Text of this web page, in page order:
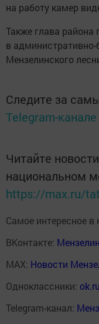
на работу камер
Также глава района
в
Мензелинского
Следите за
Telegram-канале
Читайте
национальном
https://max.ru/
Самое интересное
ВКонтакте:
MAX: Новости
Одноклассники:
Telegram-канал: